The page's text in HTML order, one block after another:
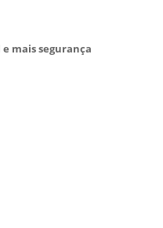
mais segurança